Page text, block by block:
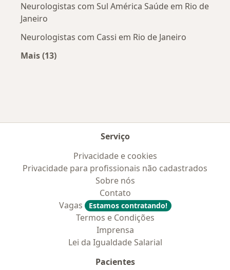
Neurologistas com Sul América Saúde em Rio de
Janeiro
Neurologistas com Cassi em Rio de Janeiro
Mais (13)
Serviço
Privacidade e cookies
Privacidade para profissionais não cadastrados
Sobre nós
Contato
Vagas
Estamos contratando!
Termos e Condições
Imprensa
Lei da Igualdade Salarial
Pacientes